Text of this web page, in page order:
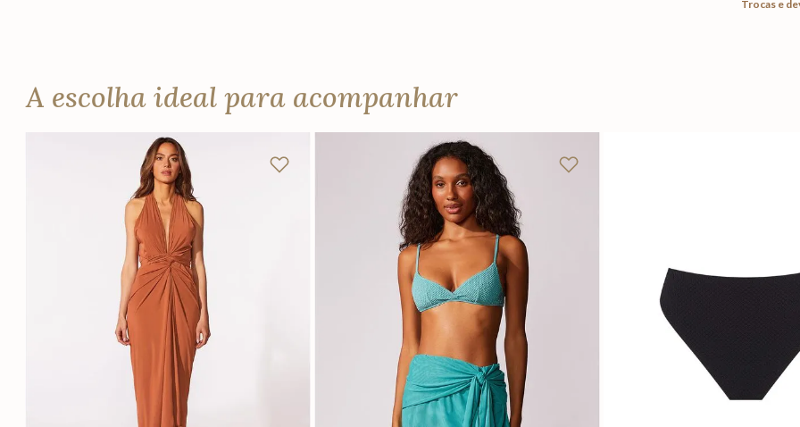
Trocas e
A escolha ideal para acompanhar